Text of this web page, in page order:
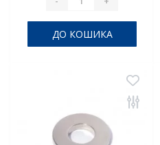
ДО КОШИКА